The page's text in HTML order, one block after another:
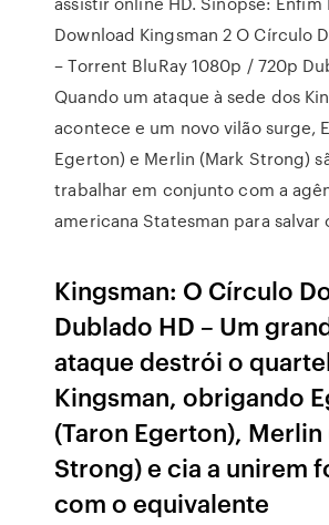
Download Kingsman 2 O Círculo
– Torrent BluRay 1080p / 720p
Quando um ataque à sede dos
acontece e um novo vilão surge,
Egerton) e Merlin (Mark Strong)
trabalhar em conjunto com a
americana Statesman para salvar
Kingsman: O Círculo
Dublado HD – Um
ataque destrói o
Kingsman, obrigando
(Taron Egerton), Merlin
Strong) e cia a unirem
com o equivalente